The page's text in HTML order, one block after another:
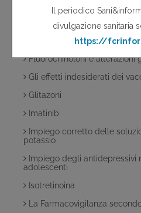
Fitosorveglianza
Fluorochinoloni
Fluorochinoloni e alterazioni
Gli effetti indesiderati dei
Glitazoni
Imatinib
Impiego corretto delle
potassio
Impiego degli antidepressivi
adolescenti
Isotretinoina
La Farmacovigilanza